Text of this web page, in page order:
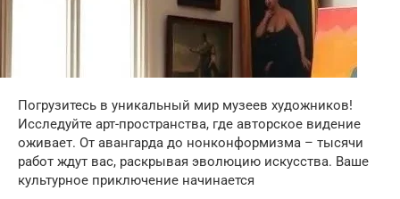
Погрузитесь в уникальный мир музеев художников!
Исследуйте арт-пространства, где авторское видение
оживает. От авангарда до нонконформизма – тысячи
работ ждут вас, раскрывая эволюцию искусства. Ваше
культурное приключение начинается